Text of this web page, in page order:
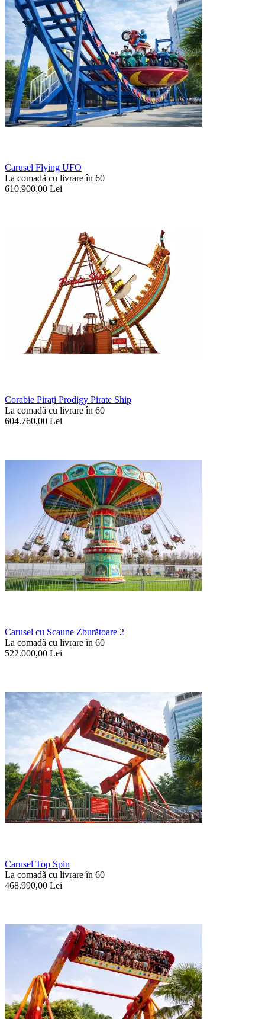
Carusel Flying UFO
La comadã cu livrare în 60
610.900,00 Lei
Corabie Pirați Prodigy Pirate Ship
La comadã cu livrare în 60
604.760,00 Lei
Carusel cu Scaune Zburătoare 2
La comadã cu livrare în 60
522.000,00 Lei
Carusel Top Spin
La comadã cu livrare în 60
468.990,00 Lei